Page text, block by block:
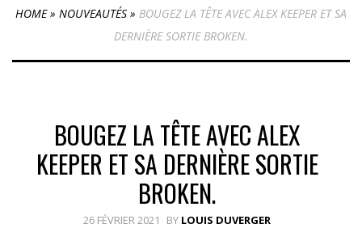
HOME» NOUVEAUTÉS » BOUGEZ LA TÊTE AVEC ALEX KEEPER ET SA
DERNIÈRE SORTIE BROKEN.
BOUGEZ LA TÊTE AVEC ALEX
KEEPER ET SA DERNIÈRE SORTIE
BROKEN.
26 FÉVRIER 2021 BY LOUIS DUVERGER